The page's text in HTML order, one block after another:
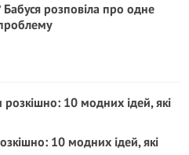
Бабуся розповіла про одне
10 модних ідей, які